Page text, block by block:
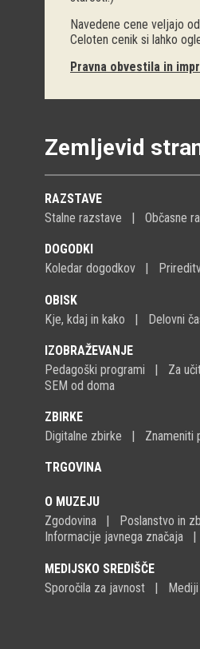
Navedene cene veljajo
Celoten cenik si lahko
Pravna obvestila in
Zemljevid
RAZSTAVE
Stalne razstave
Občasne
DOGODKI
Koledar dogodkov
OBISK
Kje, kdaj in kako
Delovni
IZOBRAŽEVANJE
Pedagoški programi
Za
SEM od doma
ZBIRKE
Digitalne zbirke
Znameniti
TRGOVINA
O MUZEJU
Zgodovina
Poslanstvo in
Informacije javnega značaja
MEDIJSKO SREDIŠČE
Sporočila za javnost